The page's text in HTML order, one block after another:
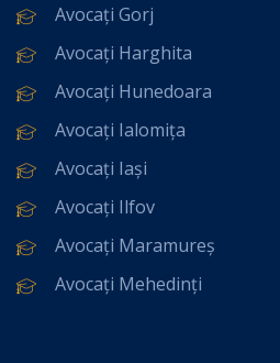
Avocați Gorj
Avocați Harghita
Avocați Hunedoara
Avocați Ialomița
Avocați Iași
Avocați Ilfov
Avocați Maramureș
Avocați Mehedinți